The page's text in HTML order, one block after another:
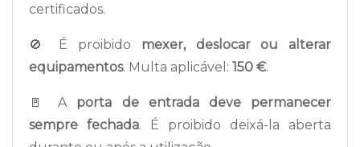
certificados.
🚫 É proibido mexer, deslocar ou alterar
equipamentos. Multa aplicável: 150 €.
🚪 A porta de entrada deve permanecer
sempre fechada. É proibido deixá-la aberta